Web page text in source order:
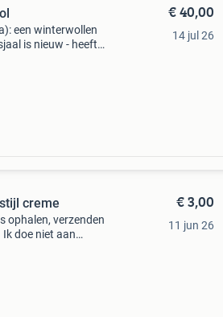
een winterwollen
is nieuw - heeft
€ 40,00
14 jul 26
creme
ophalen, verzenden
doe niet aan
€ 3,00
11 jun 26